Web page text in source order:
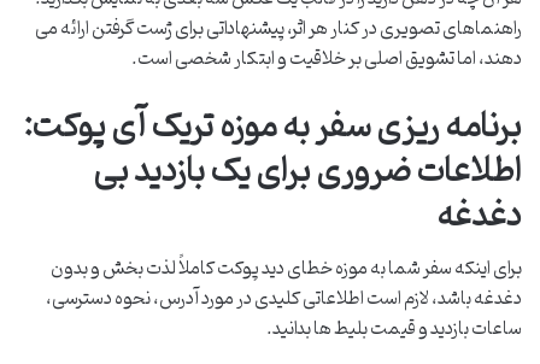
راهنماهای تصویری در کنار هر اثر، پیشنهاداتی برای ژست گرفتن ارائه می
دهند، اما تشویق اصلی بر خلاقیت و ابتکار شخصی است.
برنامه ریزی سفر به موزه تریک آی پوکت:
اطلاعات ضروری برای یک بازدید بی
دغدغه
برای اینکه سفر شما به موزه خطای دید پوکت کاملاً لذت بخش و بدون
دغدغه باشد، لازم است اطلاعاتی کلیدی در مورد آدرس، نحوه دسترسی،
ساعات بازدید و قیمت بلیط ها بدانید.